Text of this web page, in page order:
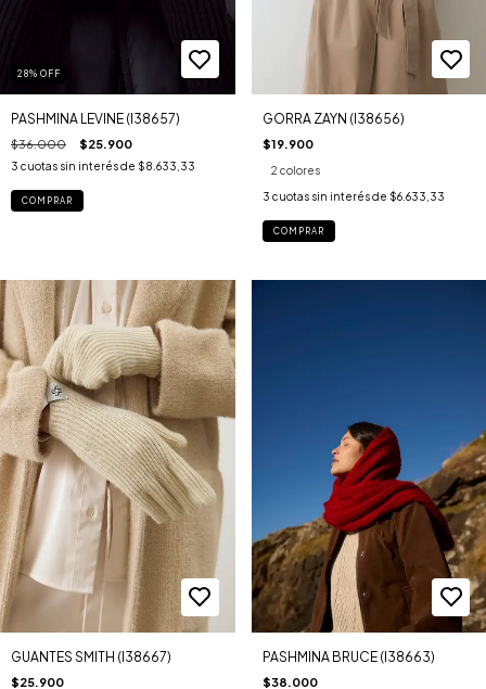
28% OFF
PASHMINA LEVINE (I38657)
$36.000 $25.900
3 cuotas sin interés de $8.633,33
COMPRAR
GORRA ZAYN (I38656)
$19.900
2 colores
3 cuotas sin interés de $6.633,33
COMPRAR
GUANTES SMITH (I38667)
$25.900
PASHMINA BRUCE (I38663)
$38.000